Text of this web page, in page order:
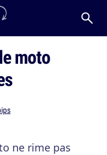
moto
ne rime pas